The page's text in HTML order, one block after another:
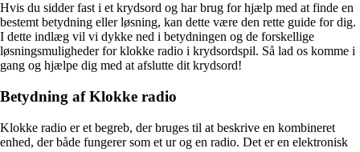
Hvis du sidder fast i et krydsord og har brug for hjælp med at finde en
bestemt betydning eller løsning, kan dette være den rette guide for dig.
I dette indlæg vil vi dykke ned i betydningen og de forskellige
løsningsmuligheder for klokke radio i krydsordspil. Så lad os komme i
gang og hjælpe dig med at afslutte dit krydsord!
Betydning af Klokke radio
Klokke radio er et begreb, der bruges til at beskrive en kombineret
enhed, der både fungerer som et ur og en radio. Det er en elektronisk